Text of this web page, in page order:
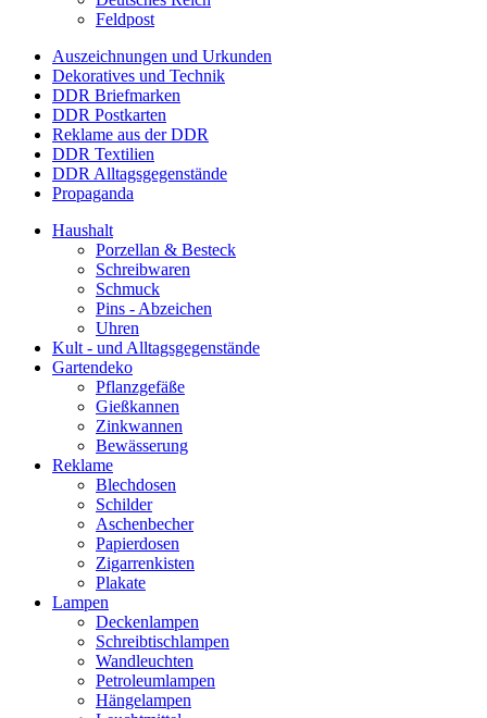
Feldpost
Auszeichnungen und Urkunden
Dekoratives und Technik
DDR Briefmarken
DDR Postkarten
Reklame aus der DDR
DDR Textilien
DDR Alltagsgegenstände
Propaganda
Haushalt
Porzellan & Besteck
Schreibwaren
Schmuck
Pins - Abzeichen
Uhren
Kult - und Alltagsgegenstände
Gartendeko
Pflanzgefäße
Gießkannen
Zinkwannen
Bewässerung
Reklame
Blechdosen
Schilder
Aschenbecher
Papierdosen
Zigarrenkisten
Plakate
Lampen
Deckenlampen
Schreibtischlampen
Wandleuchten
Petroleumlampen
Hängelampen